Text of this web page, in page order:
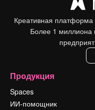
Креативная
Более 1 миллиона
Продукция
Spaces
ИИ-помощник